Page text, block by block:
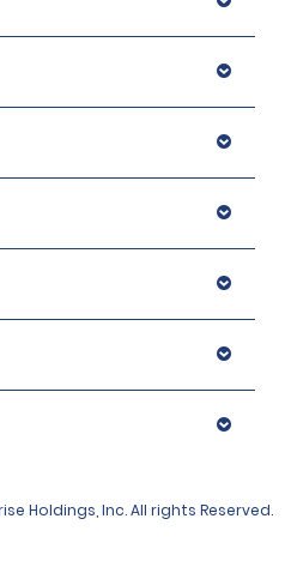
modèle : 900 EUR
et Monospace : 1 400 EUR
Monospace : 1 600 EUR
Holdings, Inc. All rights Reserved.